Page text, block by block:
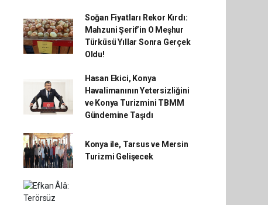
Soğan Fiyatları Rekor Kırdı:
Mahzuni Şerif’in O Meşhur
Türküsü Yıllar Sonra Gerçek
Oldu!
Hasan Ekici, Konya
Havalimanının Yetersizliğini
ve Konya Turizmini TBMM
Gündemine Taşıdı
Konya ile, Tarsus ve Mersin
Turizmi Gelişecek